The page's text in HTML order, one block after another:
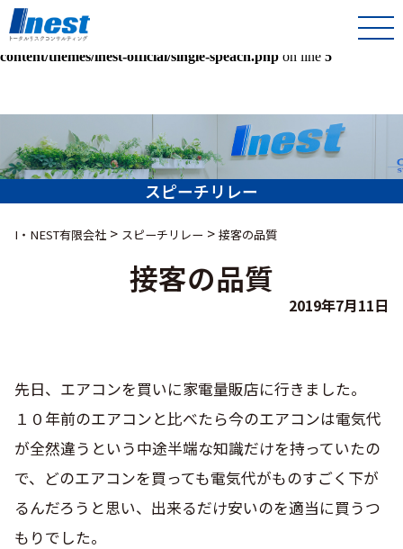
Warning: Undefined array key 0 in
/home/kir013221/public_html/inest-co-jp/wps/wp-
content/themes/inest-official/single-speach.php on line 5
スピーチリレー
I・NEST有限会社 > スピーチリレー > 接客の品質
接客の品質
2019年7月11日
先日、エアコンを買いに家電量販店に行きました。
１０年前のエアコンと比べたら今のエアコンは電気代
が全然違うという中途半端な知識だけを持っていたの
で、どのエアコンを買っても電気代がものすごく下が
るんだろうと思い、出来るだけ安いのを適当に買うつ
もりでした。